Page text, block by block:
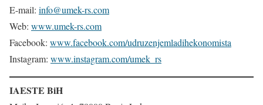
E-mail: info@umek-rs.com
Web: www.umek-rs.com
Facebook: www.facebook.com/udruzenjemladihekonomista
Instagram: www.instagram.com/umek_rs
IAESTE BiH